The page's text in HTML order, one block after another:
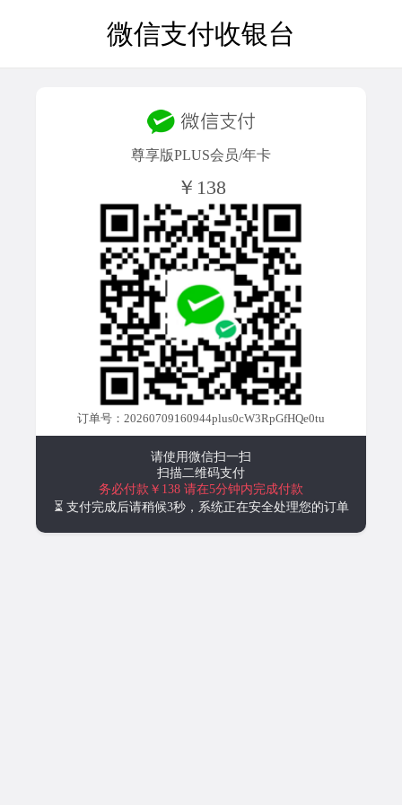
微信支付收银台
尊享版PLUS会员/年卡
￥138
订单号：20260709160944plus0cW3RpGfHQe0tu
请使用微信扫一扫
扫描二维码支付
务必付款￥138 请在5分钟内完成付款
⏳ 支付完成后请稍候3秒，系统正在安全处理您的订单